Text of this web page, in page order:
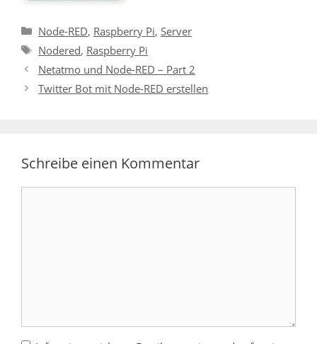
Kategorien
Node-RED, Raspberry Pi, Server
Schlagwörter
Nodered, Raspberry Pi
Netatmo und Node-RED – Part 2
Twitter Bot mit Node-RED erstellen
Schreibe einen Kommentar